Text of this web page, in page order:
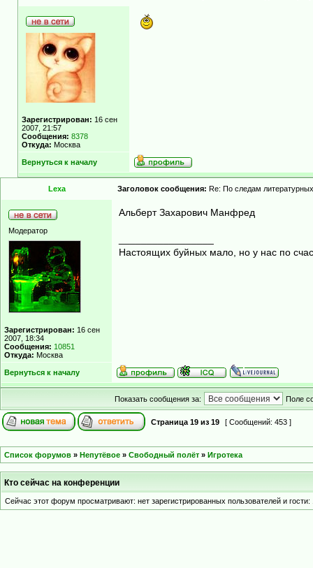
Зарегистрирован: 16 сен
2007, 21:57
Сообщения: 8378
Откуда: Москва
Вернуться к началу
Lexa Заголовок сообщения: Re: По следам
Модератор
Зарегистрирован: 16 сен
2007, 18:34
Сообщения: 10851
Откуда: Москва
Альберт Захарович Манфред
Настоящих буйных мало, но у нас по
Вернуться к началу
Показать сообщения за: Поле
Страница 19 из 19 [ Сообщений: 453 ]
Список форумов » Непутёвое » Свободный полёт » Игротека
Кто сейчас на конференции
Сейчас этот форум просматривают: нет зарегистрированных пользователей и гости: